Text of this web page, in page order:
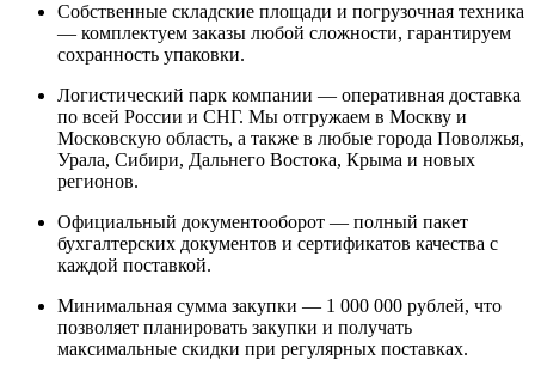
Собственные складские площади и погрузочная техника
— комплектуем заказы любой сложности, гарантируем
сохранность упаковки.
Логистический парк компании — оперативная доставка
по всей России и СНГ. Мы отгружаем в Москву и
Московскую область, а также в любые города Поволжья,
Урала, Сибири, Дальнего Востока, Крыма и новых
регионов.
Официальный документооборот — полный пакет
бухгалтерских документов и сертификатов качества с
каждой поставкой.
Минимальная сумма закупки — 1 000 000 рублей, что
позволяет планировать закупки и получать
максимальные скидки при регулярных поставках.